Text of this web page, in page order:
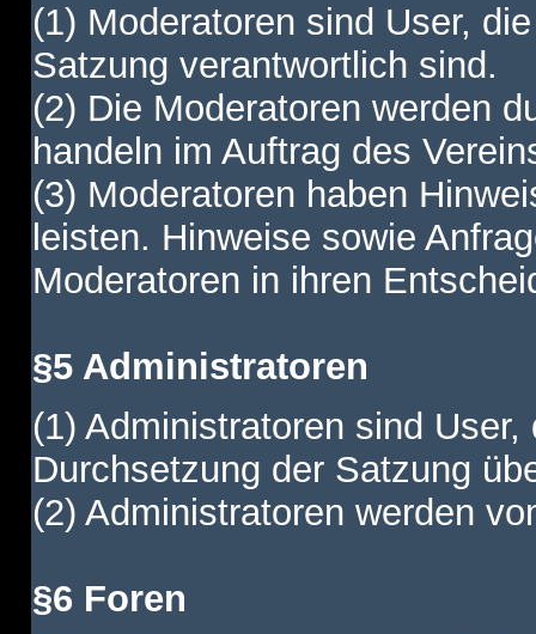
(1) Moderatoren sind User,
Satzung verantwortlich sind.
(2) Die Moderatoren werden
handeln im Auftrag des
(3) Moderatoren haben
leisten. Hinweise sowie
Moderatoren in ihren
§5 Administratoren
(1) Administratoren sind
Durchsetzung der Satzung
(2) Administratoren werden
§6 Foren